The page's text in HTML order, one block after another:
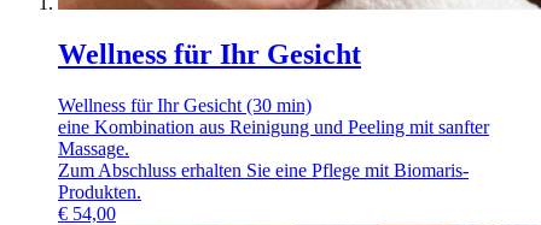
Wellness für Ihr Gesicht
Wellness für Ihr Gesicht (30 min)
eine Kombination aus Reinigung und Peeling mit sanfter
Massage.
Zum Abschluss erhalten Sie eine Pflege mit Biomaris-
Produkten.
€ 54,00